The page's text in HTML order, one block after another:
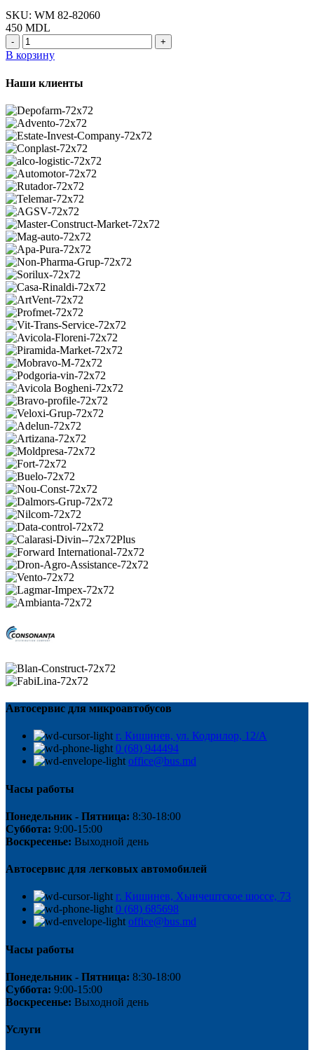
(Wauldmunt)
SKU: WM 82-82060
450 MDL
Количество
товара
A6708200621
Указатель
боковой,
правая,
Mercedes
Vario
(Wauldmunt)
В корзину
Наши клиенты
Автосервис для микроавтобусов
г. Кишинев, ул. Кодрилор, 12/A
0 (68) 944494
office@bus.md
Часы работы
Понедельник - Пятница: 8:30-18:00
Суббота: 9:00-15:00
Воскресенье: Выходной день
Автосервис для легковых автомобилей
г. Кишинев, Хынчештское шоссе, 73
0 (68) 685698
office@bus.md
Часы работы
Понедельник - Пятница: 8:30-18:00
Суббота: 9:00-15:00
Воскресенье: Выходной день
Услуги